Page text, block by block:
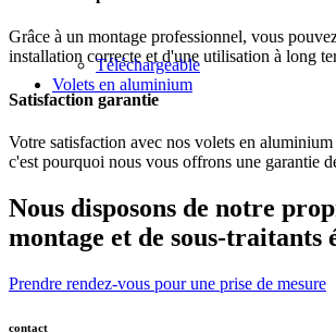
Téléchargeable
Volets en aluminium
Grâce à un montage professionnel, vous
installation correcte et d'une utilisation à long
Satisfaction garantie
Votre satisfaction avec nos volets en
c'est pourquoi nous vous offrons une garantie
Nous disposons de notre
montage et de sous-traitants
Prendre rendez-vous pour une prise de mesure
contact